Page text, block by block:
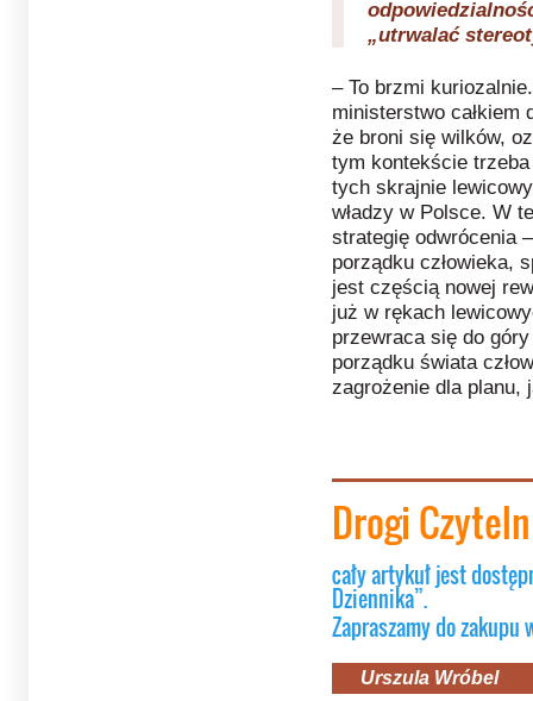
„utrwalać
– To brzmi
ministerstwo całkiem
że broni się wilków,
tym kontekście
tych skrajnie
władzy w Polsce. W
strategię odwrócenia
porządku człowieka,
jest częścią nowej
już w rękach
przewraca się do
porządku świata
zagrożenie dla planu,
Drogi
cały artykuł jest
Dziennika”.
Zapraszamy do zakupu
Urszula Wróbel